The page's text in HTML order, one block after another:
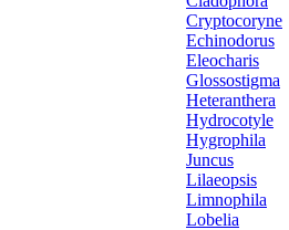
Cryptocoryne
Echinodorus
Eleocharis
Glossostigma
Heteranthera
Hydrocotyle
Hygrophila
Juncus
Lilaeopsis
Limnophila
Lobelia